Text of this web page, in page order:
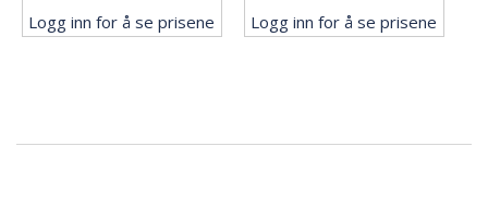
Logg inn for å se prisene
Logg inn for å se prisene